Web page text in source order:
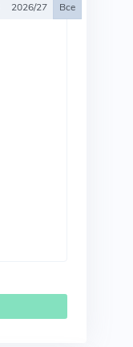
2026/27 Все